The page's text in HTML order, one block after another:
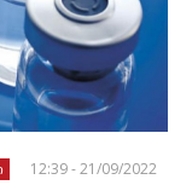
12:39 - 21/09/2022